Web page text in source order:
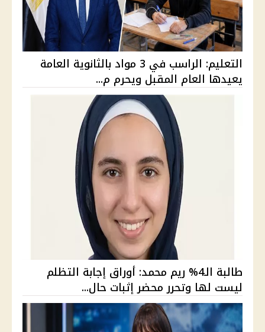
التعليم: الراسب في 3 مواد بالثانوية العامة
يعيدها العام المقبل ويحرم م...
طالبة الـ4% ريم محمد: أوراق إجابة التظلم
ليست لها وتحرر محضر إثبات حال...